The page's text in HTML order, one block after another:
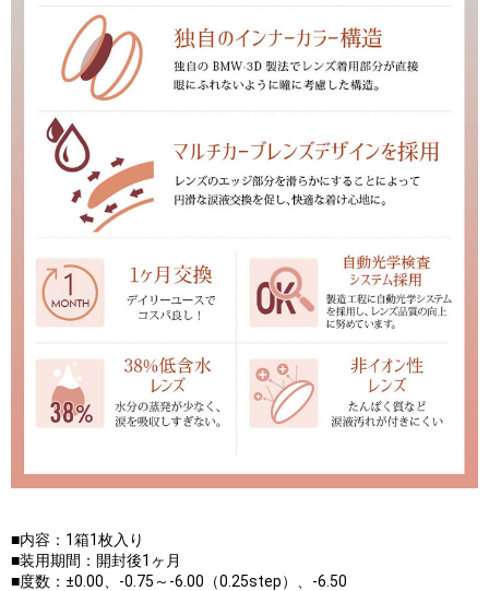
■内容：1箱1枚入り
■装用期間：開封後1ヶ月
■度数：±0.00、-0.75～-6.00（0.25step）、-6.50